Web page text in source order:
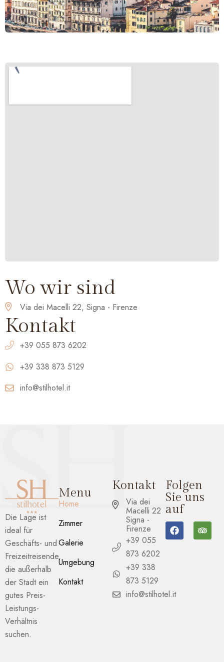
Wo wir sind
Via dei Macelli 22, Signa - Firenze
Kontakt
+39 055 873 6202
+39 338 873 5129
info@stilhotel.it
Die Lage ist
ideal für
Geschäfts- und
Freizeitreisende,
die außerhalb
der Stadt ein
gutes Preis-
Leistungs-
Verhältnis
suchen.
Menu
Home
Zimmer
Galerie
Umgebung
Kontakt
Kontakt
Via dei
Macelli 22
Signa -
Firenze
+39 055
873 6202
+39 338
873 5129
info@stilhotel.it
Folgen
Sie uns
auf